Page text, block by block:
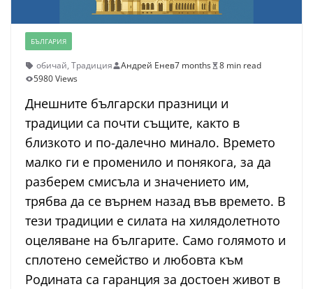
БЪЛГАРИЯ
обичай, Традиция Андрей Енев7 months
8 min read
5980 Views
Днешните български празници и
традиции са почти същите, както в
близкото и по-далечно минало. Времето
малко ги е променило и понякога, за да
разберем смисъла и значението им,
трябва да се върнем назад във времето. В
тези традиции е силата на хилядолетното
оцеляване на българите. Само голямото и
сплотено семейство и любовта към
Родината са гаранция за достоен живот в